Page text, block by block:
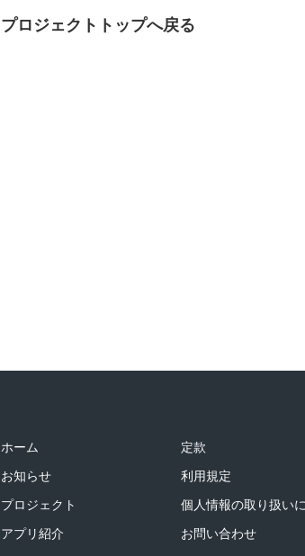
プロジェクトトップへ戻る
ホーム
お知らせ
プロジェクト
アプリ紹介
定款
利用規定
個人情報の取り扱い
お問い合わせ